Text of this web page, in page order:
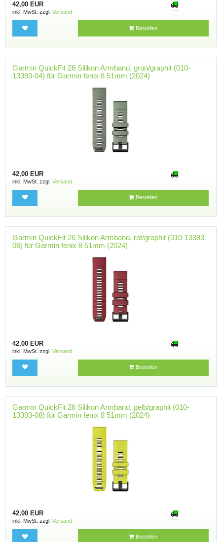
42,00 EUR
inkl. MwSt. zzgl. Versand
Bestellen
Garmin QuickFit 26 Silikon Armband, grün/graphit (010-
13393-04) für Garmin fenix 8 51mm (2024)
42,00 EUR
inkl. MwSt. zzgl. Versand
Bestellen
Garmin QuickFit 26 Silikon Armband, rot/graphit (010-13393-
06) für Garmin fenix 8 51mm (2024)
42,00 EUR
inkl. MwSt. zzgl. Versand
Bestellen
Garmin QuickFit 26 Silikon Armband, gelb/graphit (010-
13393-08) für Garmin fenix 8 51mm (2024)
42,00 EUR
inkl. MwSt. zzgl. Versand
Bestellen